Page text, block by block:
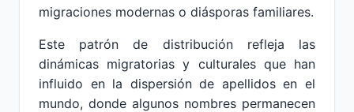
migraciones modernas o diásporas familiares.
Este patrón de distribución refleja las
dinámicas migratorias y culturales que han
influido en la dispersión de apellidos en el
mundo, donde algunos nombres permanecen